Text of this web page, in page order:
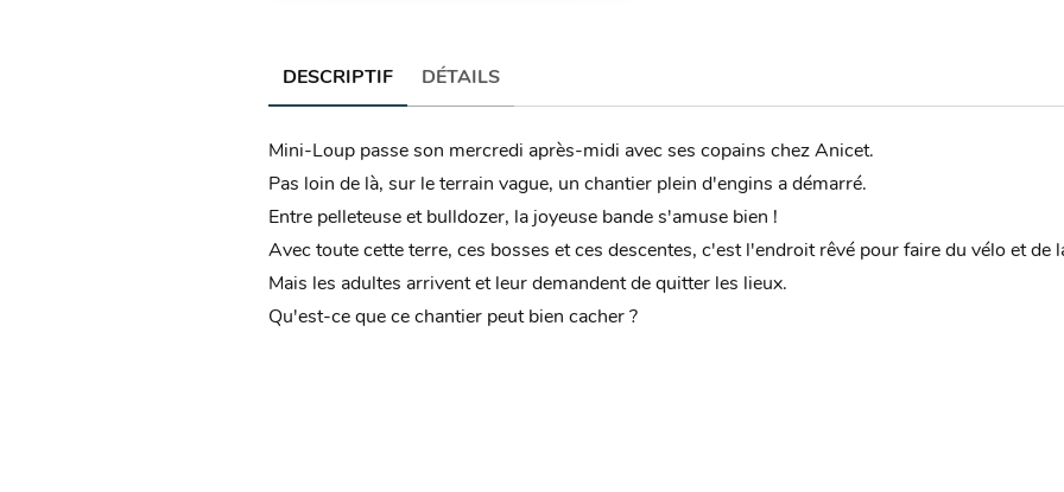
DESCRIPTIF DÉTAILS
Mini-Loup passe son mercredi après-midi avec ses copains chez Anicet.
Pas loin de là, sur le terrain vague, un chantier plein d'engins a démarré.
Entre pelleteuse et bulldozer, la joyeuse bande s'amuse bien !
Avec toute cette terre, ces bosses et ces descentes, c'est l'endroit rêvé pour faire du vélo et de
Mais les adultes arrivent et leur demandent de quitter les lieux.
Qu'est-ce que ce chantier peut bien cacher ?